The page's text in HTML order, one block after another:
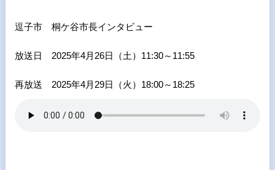
逗子市 桐ケ谷市長インタビュー
放送日 2025年4月26日（土）11:30～11:55
再放送 2025年4月29日（火）18:00～18:25